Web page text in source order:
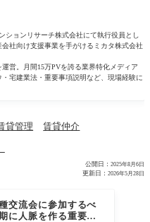
ョンリサーチ株式会社にて執行役員とし
社向け支援事業を手がけるミカタ株式会社
営。月間15万PVを誇る業界特化メディア
宅建業法・重要事項説明など、現場経験に
貸管理 賃貸仲介
公開日： 2025年8月6日
更新日： 2026年5月28日
交流会に参加するべ
に人脈を作る重要性